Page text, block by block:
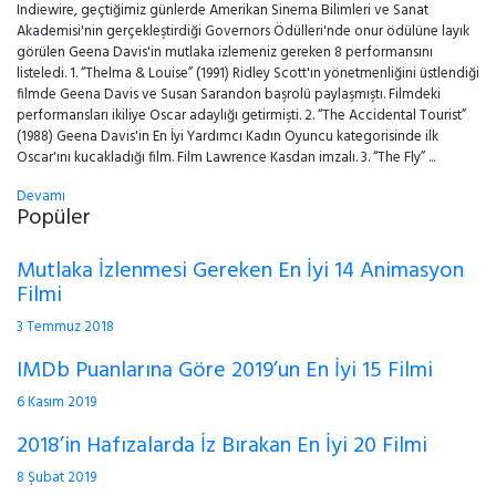
Indiewire, geçtiğimiz günlerde Amerikan Sinema Bilimleri ve Sanat
Akademisi'nin gerçekleştirdiği Governors Ödülleri'nde onur ödülüne layık
görülen Geena Davis'in mutlaka izlemeniz gereken 8 performansını
listeledi. 1. “Thelma & Louise” (1991) Ridley Scott'ın yönetmenliğini üstlendiği
filmde Geena Davis ve Susan Sarandon başrolü paylaşmıştı. Filmdeki
performansları ikiliye Oscar adaylığı getirmişti. 2. “The Accidental Tourist”
(1988) Geena Davis'in En İyi Yardımcı Kadın Oyuncu kategorisinde ilk
Oscar'ını kucakladığı film. Film Lawrence Kasdan imzalı. 3. “The Fly” ...
Devamı
Popüler
Mutlaka İzlenmesi Gereken En İyi 14 Animasyon
Filmi
3 Temmuz 2018
IMDb Puanlarına Göre 2019’un En İyi 15 Filmi
6 Kasım 2019
2018’in Hafızalarda İz Bırakan En İyi 20 Filmi
8 Şubat 2019